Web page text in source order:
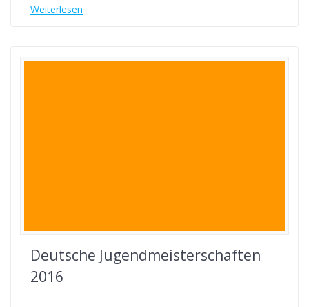
Weiterlesen
Deutsche Jugendmeisterschaften
2016